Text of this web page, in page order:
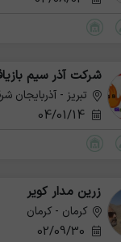
شرکت آذر سیم
تبریز - آذربایجان
زرین مدار کویر
کرمان - کرمان